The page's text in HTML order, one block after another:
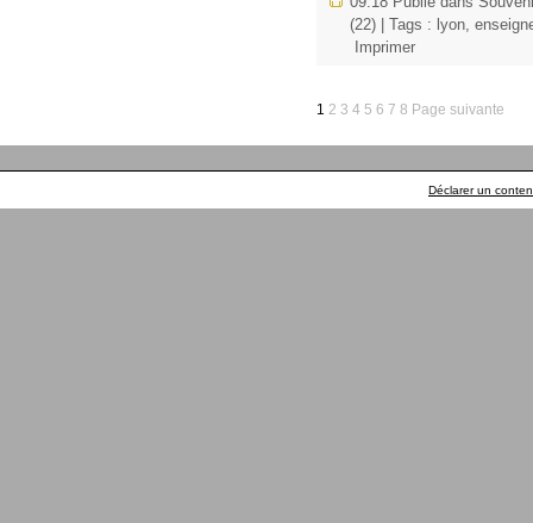
(22) | Tags : lyon,
Imprimer
1 2 3 4 5 6 7 8 Page suivante
Déclarer un